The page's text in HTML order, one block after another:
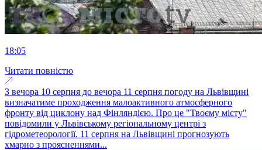
18:05
Читати повністю
З вечора 10 серпня до вечора 11 серпня погоду на Львівщині
визначатиме проходження малоактивного атмосферного
фронту від циклону над Фінляндією. Про це "Твоєму місту"
повідомили у Львівському регіональному центрі з
гідрометеорології. 11 серпня на Львівщині прогнозують
хмарно з проясненнями...